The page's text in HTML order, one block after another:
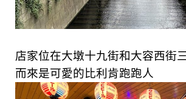
店家位在大墩十九街和大容西街
而來是可愛的比利肯跑跑人